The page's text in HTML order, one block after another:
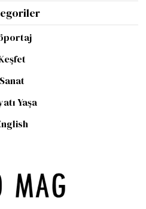
Sanat
Yaşa